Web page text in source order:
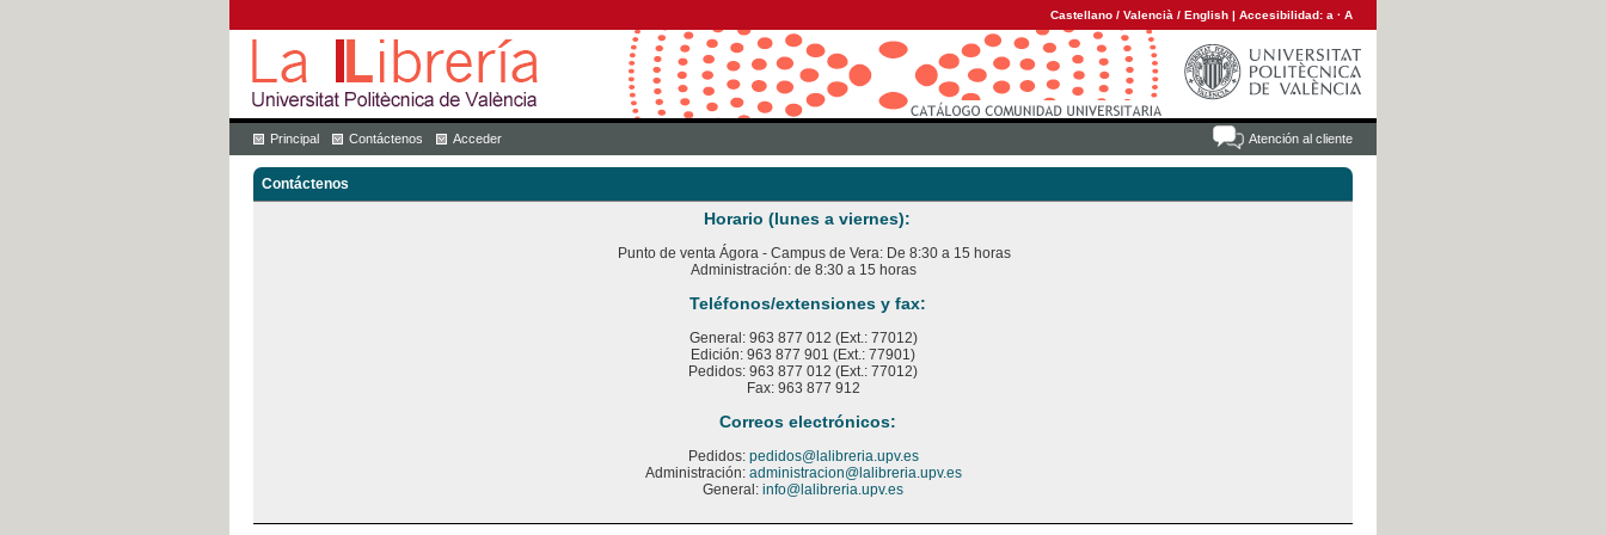
Castellano / Valencià / English | Accesibilidad: a · A
Atención al cliente
Principal Contáctenos Acceder
Contáctenos
Horario (lunes a viernes):
Punto de venta Ágora - Campus de Vera: De 8:30 a 15 horas
Administración: de 8:30 a 15 horas
Teléfonos/extensiones y fax:
General: 963 877 012 (Ext.: 77012)
Edición: 963 877 901 (Ext.: 77901)
Pedidos: 963 877 012 (Ext.: 77012)
Fax: 963 877 912
Correos electrónicos:
Pedidos: pedidos@lalibreria.upv.es
Administración: administracion@lalibreria.upv.es
General: info@lalibreria.upv.es